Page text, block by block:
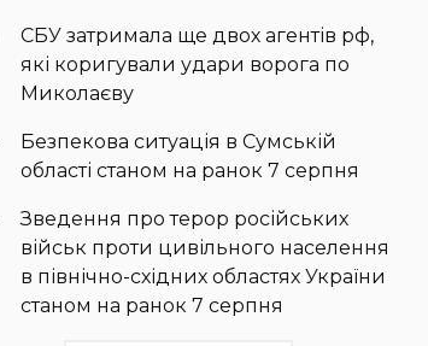
СБУ затримала ще двох агентів рф,
які коригували удари ворога по
Миколаєву
Безпекова ситуація в Сумській
області станом на ранок 7 серпня
Зведення про терор російських
військ проти цивільного населення
в північно-східних областях України
станом на ранок 7 серпня